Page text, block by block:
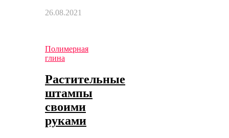
26.08.2021
Полимерная
глина
Растительные
штампы
своими
руками